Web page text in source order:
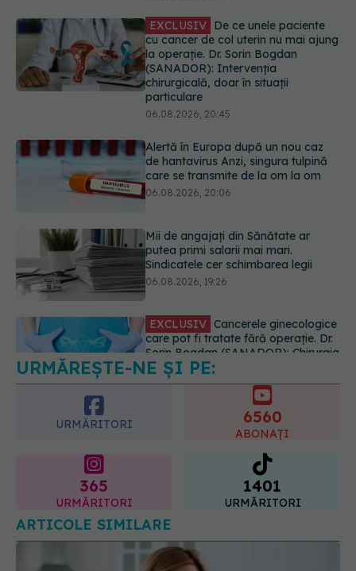
06.08.2026, 20:45
Alertă în Europa după un nou caz
de hantavirus Anzi, singura tulpină
care se transmite de la om la om
06.08.2026, 20:06
Mii de angajați din Sănătate ar
putea primi salarii mai mari.
Sindicatele cer schimbarea legii
06.08.2026, 19:26
EXCLUSIV Cancerele ginecologice
care pot fi tratate fără operație. Dr.
Sorin Bogdan (SANADOR): Chirurgia
este indicată doar punctual, pentru
anumite categorii de paciente
EXCLUSIV Brahiterapie vs
radioterapie externă în cancerul
ginecologic. Dr. Sorin Bogdan
(SANADOR) explică diferența și
cum acționează tratamentul
URMĂREȘTE-NE ȘI PE:
URMĂRITORI 6560
ABONAȚI
365
URMĂRITORI
1401
URMĂRITORI
ARTICOLE SIMILARE